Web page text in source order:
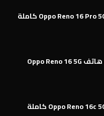
مواصفات وميزات هاتف Oppo Reno 16 5G